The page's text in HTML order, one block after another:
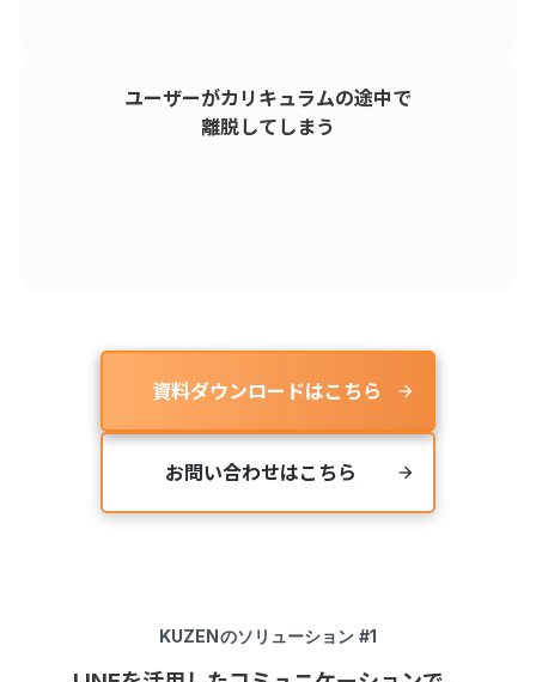
ユーザーがカリキュラムの途中で
離脱してしまう
資料ダウンロードはこちら arrow_forward
お問い合わせはこちら arrow_forward
KUZENのソリューション #1